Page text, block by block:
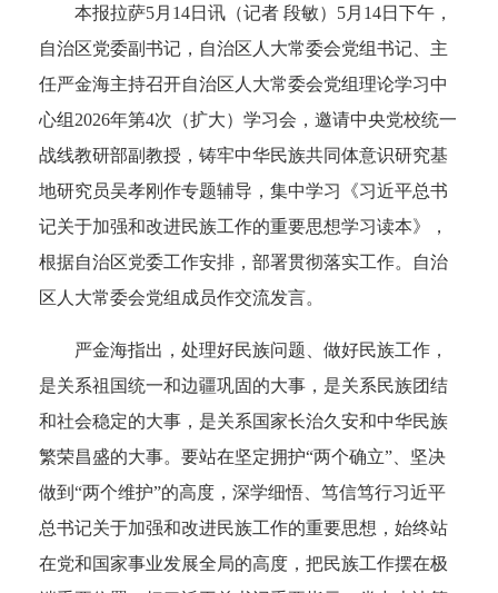
本报拉萨5月14日讯（记者 段敏）5月14日下午，
自治区党委副书记，自治区人大常委会党组书记、主
任严金海主持召开自治区人大常委会党组理论学习中
心组2026年第4次（扩大）学习会，邀请中央党校统一
战线教研部副教授，铸牢中华民族共同体意识研究基
地研究员吴孝刚作专题辅导，集中学习《习近平总书
记关于加强和改进民族工作的重要思想学习读本》，
根据自治区党委工作安排，部署贯彻落实工作。自治
区人大常委会党组成员作交流发言。
严金海指出，处理好民族问题、做好民族工作，
是关系祖国统一和边疆巩固的大事，是关系民族团结
和社会稳定的大事，是关系国家长治久安和中华民族
繁荣昌盛的大事。要站在坚定拥护“两个确立”、坚决
做到“两个维护”的高度，深学细悟、笃信笃行习近平
总书记关于加强和改进民族工作的重要思想，始终站
在党和国家事业发展全局的高度，把民族工作摆在极